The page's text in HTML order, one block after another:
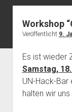
Workshop
Veröffentlicht 9.
Es ist wieder
Samstag,
UN-Hack-Bar
halten wir uns